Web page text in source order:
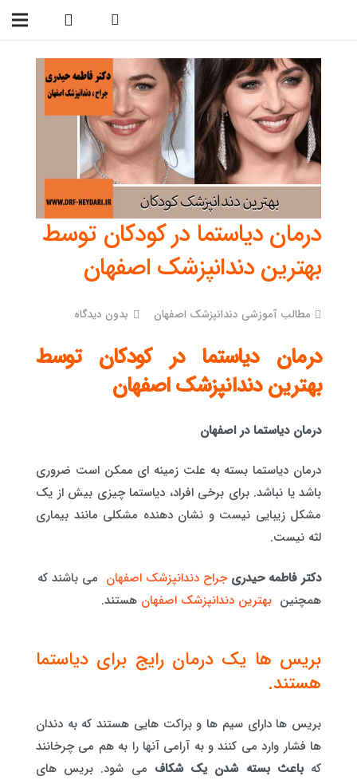
درمان دیاستما در کودکان توسط
بهترین دندانپزشک اصفهان
مطالب آموزشی دندانپزشک اصفهان بدون دیدگاه
درمان دیاستما در کودکان توسط
بهترین دندانپزشک اصفهان
درمان دیاستما در اصفهان
درمان دیاستما بسته به علت زمینه ای ممکن است ضروری
باشد یا نباشد. برای برخی افراد، دیاستما چیزی بیش از یک
مشکل زیبایی نیست و نشان دهنده مشکلی مانند بیماری
لثه نیست.
دکتر فاطمه حیدری جراح دندانپزشک اصفهان می باشند که
همچنین بهترین دندانپزشک اصفهان هستند.
بریس ها یک درمان رایج برای دیاستما
هستند.
بریس ها دارای سیم ها و براکت هایی هستند که به دندان
ها فشار وارد می کنند و به آرامی آنها را به هم می چرخانند
کهباعث بسته شدن یک شکاف می شود. بریس های